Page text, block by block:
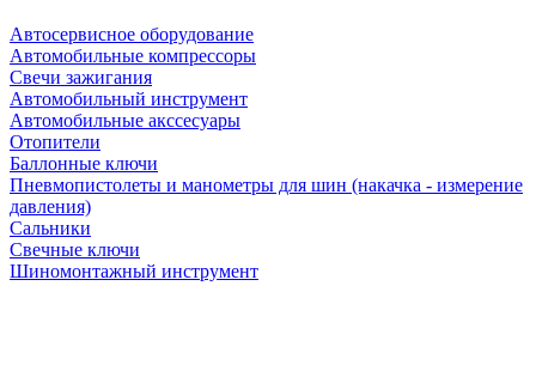
Автосервисное оборудование
Автомобильные компрессоры
Свечи зажигания
Автомобильный инструмент
Автомобильные акссесуары
Отопители
Баллонные ключи
Пневмопистолеты и манометры для шин (накачка - измерение
давления)
Сальники
Свечные ключи
Шиномонтажный инструмент